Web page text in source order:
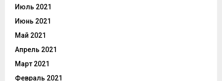
Июль 2021
Июнь 2021
Май 2021
Апрель 2021
Март 2021
Февраль 2021